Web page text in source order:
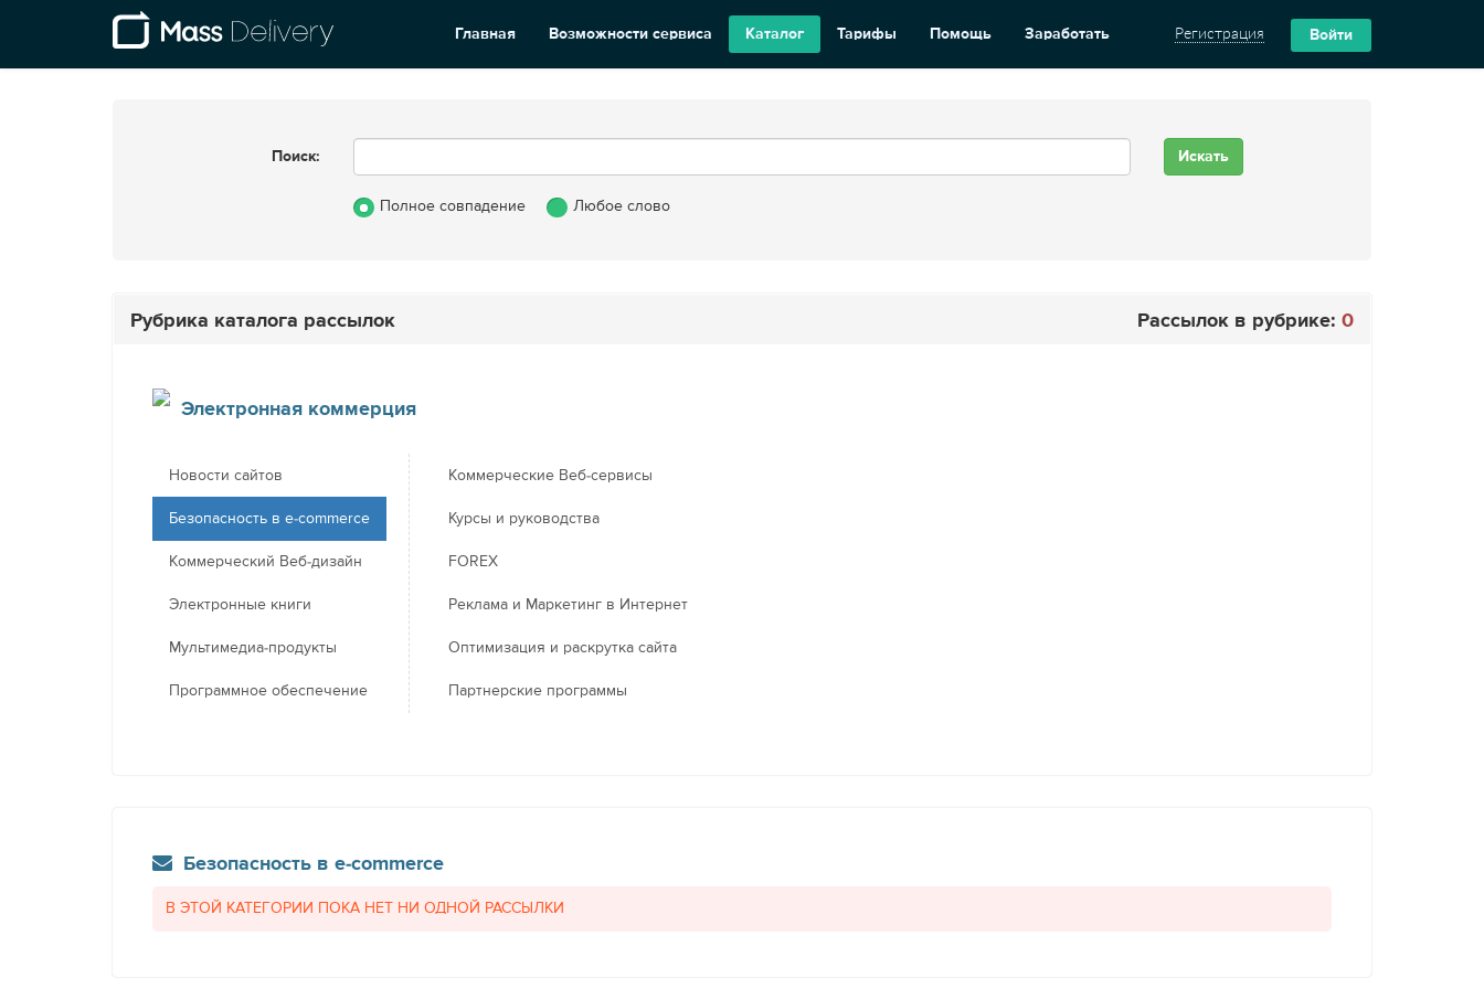
Главная Возможности сервиса Каталог Тарифы Помощь Заработать Регистрация Войти
Поиск:
Полное совпадение Любое слово
Рубрика каталога рассылок Рассылок в рубрике: 0
Электронная коммерция
Новости сайтов
Безопасность в e-commerce
Коммерческий Веб-дизайн
Электронные книги
Мультимедиа-продукты
Программное обеспечение
Коммерческие Веб-сервисы
Курсы и руководства
FOREX
Реклама и Маркетинг в Интернет
Оптимизация и раскрутка сайта
Партнерские программы
Безопасность в e-commerce
В ЭТОЙ КАТЕГОРИИ ПОКА НЕТ НИ ОДНОЙ РАССЫЛКИ